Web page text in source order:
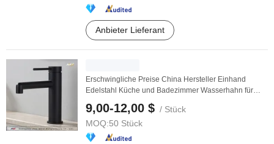
Anbieter Lieferant
Erschwingliche Preise China Hersteller Einhand
Edelstahl Küche und Badezimmer Wasserhahn für
9,00-12,00 $ / Stück
MOQ:50 Stück